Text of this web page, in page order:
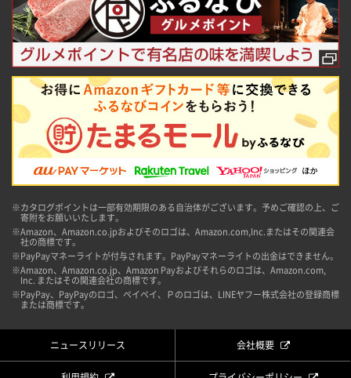
※カタログポイントは一部有効期限のある自治体がございます。予めご確認の上、ご
寄附をお願いいたします。
※Amazon、Amazon.co.jpおよびそのロゴは、Amazon.com,Inc.またはその関連会
社の商標です。
※PayPayマネーライトが付与されます。PayPayマネーライトの出金はできません。
※Amazon、Amazon.co.jp、Amazon Payおよびそれらのロゴは、Amazon.com,
Inc. またはその関連会社の商標です。
※PayPay、PayPayのロゴ、ペイペイ、Ｐのロゴは、LINEヤフー株式会社の登録商標
または商標です。
ニュースリリース 会社概要